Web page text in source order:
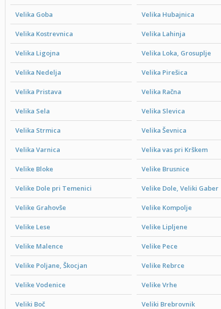
Velika Goba Velika Hubajnica
Velika Kostrevnica Velika Lahinja
Velika Ligojna Velika Loka, Grosuplje
Velika Nedelja Velika Pirešica
Velika Pristava Velika Račna
Velika Sela Velika Slevica
Velika Strmica Velika Ševnica
Velika Varnica Velika vas pri Krškem
Velike Bloke Velike Brusnice
Velike Dole pri Temenici Velike Dole, Veliki Gaber
Velike Grahovše Velike Kompolje
Velike Lese Velike Lipljene
Velike Malence Velike Pece
Velike Poljane, Škocjan Velike Rebrce
Velike Vodenice Velike Vrhe
Veliki Boč Veliki Brebrovnik